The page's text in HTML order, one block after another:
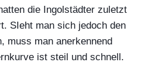
die Ingolstädter zuletzt
SIeht man sich jedoch den
muss man anerkennend
ist steil und schnell.